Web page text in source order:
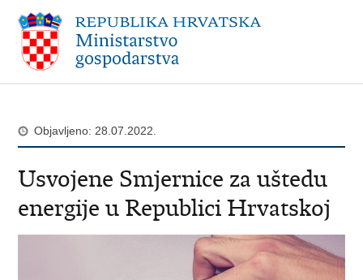
Objavljeno: 28.07.2022.
Usvojene Smjernice za uštedu
energije u Republici Hrvatskoj